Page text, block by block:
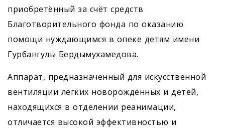
приобретённый за счёт средств
Благотворительного фонда по оказанию
помощи нуждающимся в опеке детям имени
Гурбангулы Бердымухамедова.
Аппарат, предназначенный для искусственной
вентиляции лёгких новорождённых и детей,
находящихся в отделении реанимации,
отличается высокой эффективностью и